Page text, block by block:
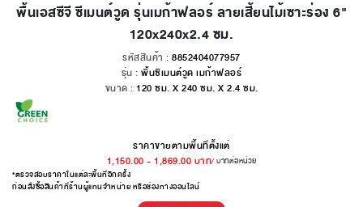
พื้นเอสซีจี ซีเมนต์วูด รุ่นเมก้าฟลอร์ ลายเสี้ยนไม้เซาะร่อง 6"
120x240x2.4 ซม.
รหัสสินค้า : 8852404077957
รุ่น : พื้นซีเมนต์วูด เมก้าฟลอร์
ขนาด : 120 ซม. X 240 ซม. X 2.4 ซม.
ราคาขายตามพื้นที่ตั้งแต่
1,150.00 - 1,869.00 บาท/ บาทต่อหน่วย
*ตรวจสอบราคาในแต่ละพื้นที่อีกครั้ง
ก่อนสั่งซื้อสินค้าที่ร้านผู้แทนจำหน่าย หรือช่องทางออนไลน์